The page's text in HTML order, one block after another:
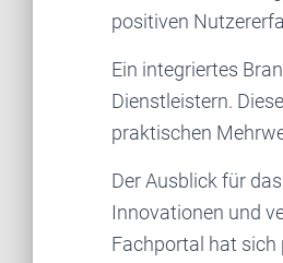
positiven
Ein integriertes
Dienstleistern.
praktischen
Der Ausblick für
Innovationen und
Fachportal hat sich